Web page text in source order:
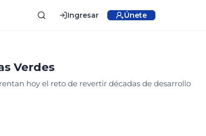
Ingresar Únete
Verdes
hoy el reto de revertir décadas de desarrollo